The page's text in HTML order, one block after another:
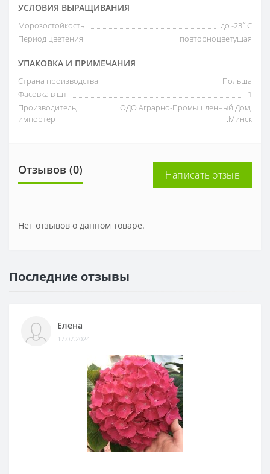
УСЛОВИЯ ВЫРАЩИВАНИЯ
Морозостойкость
до -23˚С
Период цветения
повторноцветущая
УПАКОВКА И ПРИМЕЧАНИЯ
Страна производства
Польша
Фасовка в шт.
1
Производитель,
импортер
ОДО Аграрно-Промышленный Дом,
г.Минск
Отзывов (0) Написать отзыв
Нет отзывов о данном товаре.
Последние отзывы
Елена
17.07.2024